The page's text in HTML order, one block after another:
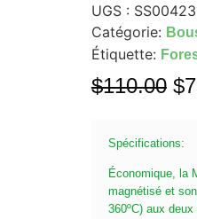
UGS :
Catégorie:
Étiquette:
$110.00 $
Spécifications:
Économique, la
magnétisé et
360ºC) aux